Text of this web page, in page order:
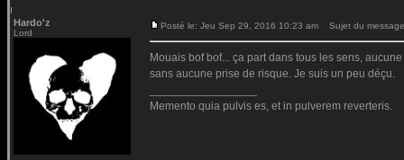
Hardo'z
Lord
Posté le: Jeu Sep 29, 2016 10:23 am Sujet du
Mouais bof bof... ça part dans tous les sens,
sans aucune prise de risque. Je suis un peu déçu.
Memento quia pulvis es, et in pulverem reverteris.